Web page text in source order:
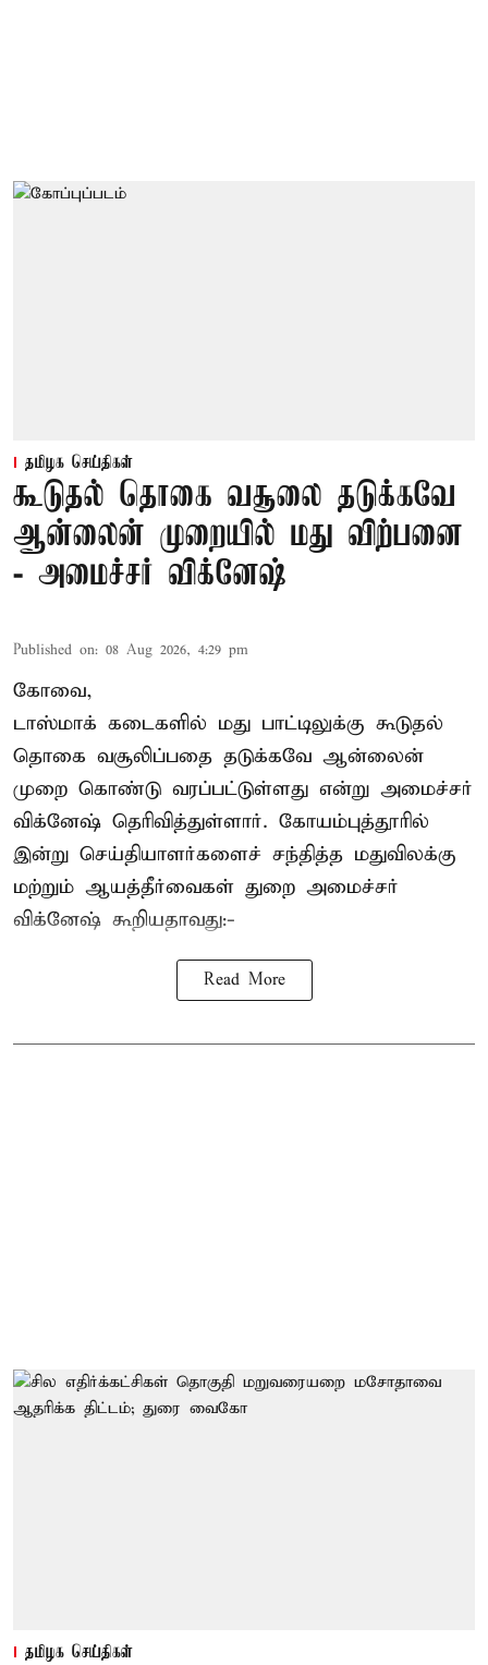
தமிழக செய்திகள்
கூடுதல் தொகை வசூலை தடுக்கவே
ஆன்லைன் முறையில் மது விற்பனை
- அமைச்சர் விக்னேஷ்
Published on: 08 Aug 2026, 4:29 pm
கோவை,
டாஸ்மாக் கடைகளில் மது பாட்டிலுக்கு கூடுதல்
தொகை வசூலிப்பதை தடுக்கவே ஆன்லைன்
முறை கொண்டு வரப்பட்டுள்ளது என்று அமைச்சர்
விக்னேஷ் தெரிவித்துள்ளார். கோயம்புத்தூரில்
இன்று செய்தியாளர்களைச் சந்தித்த மதுவிலக்கு
மற்றும் ஆயத்தீர்வைகள் துறை அமைச்சர்
விக்னேஷ் கூறியதாவது:-
Read More
தமிழக செய்திகள்